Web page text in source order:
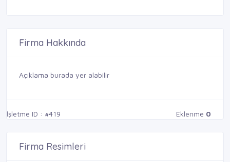
Firma Hakkında
Açıklama burada yer alabilir
İşletme ID : #419 Eklenme 0
Firma Resimleri